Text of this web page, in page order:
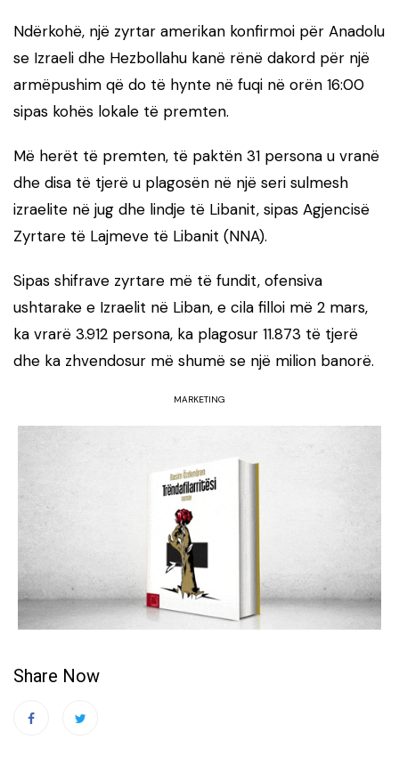
Ndërkohë, një zyrtar amerikan konfirmoi për Anadolu
se Izraeli dhe Hezbollahu kanë rënë dakord për një
armëpushim që do të hynte në fuqi në orën 16:00
sipas kohës lokale të premten.
Më herët të premten, të paktën 31 persona u vranë
dhe disa të tjerë u plagosën në një seri sulmesh
izraelite në jug dhe lindje të Libanit, sipas Agjencisë
Zyrtare të Lajmeve të Libanit (NNA).
Sipas shifrave zyrtare më të fundit, ofensiva
ushtarake e Izraelit në Liban, e cila filloi më 2 mars,
ka vrarë 3.912 persona, ka plagosur 11.873 të tjerë
dhe ka zhvendosur më shumë se një milion banorë.
MARKETING
Share Now